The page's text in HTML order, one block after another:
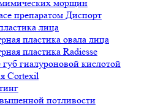
морщин
препаратом Диспорт
лица
пластика овала лица
пластика Radiesse
гиалуроновой кислотой
Cortexil
потливости